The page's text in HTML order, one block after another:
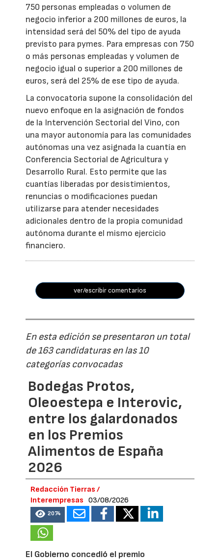
750 personas empleadas o volumen de
negocio inferior a 200 millones de euros, la
intensidad será del 50% del tipo de ayuda
previsto para pymes. Para empresas con 750
o más personas empleadas y volumen de
negocio igual o superior a 200 millones de
euros, será del 25% de ese tipo de ayuda.
La convocatoria supone la consolidación del
nuevo enfoque en la asignación de fondos
de la Intervención Sectorial del Vino, con
una mayor autonomía para las comunidades
autónomas una vez asignada la cuantía en
Conferencia Sectorial de Agricultura y
Desarrollo Rural. Esto permite que las
cuantías liberadas por desistimientos,
renuncias o modificaciones puedan
utilizarse para atender necesidades
adicionales dentro de la propia comunidad
autónoma durante el mismo ejercicio
financiero.
ver/escribir comentarios
En esta edición se presentaron un total
de 163 candidaturas en las 10
categorías convocadas
Bodegas Protos,
Oleoestepa e Interovic,
entre los galardonados
en los Premios
Alimentos de España
2026
Redacción Tierras /
Interempresas
03/08/2026
2074
El Gobierno concedió el premio